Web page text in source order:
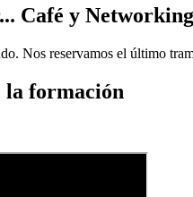
Café y Networking
Nos reservamos el último
la formación